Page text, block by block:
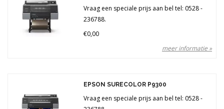
Vraag een speciale prijs aan bel tel: 0528 -
236788.
€0,00
meer informatie »
EPSON SURECOLOR P9300
Vraag een speciale prijs aan bel tel: 0528 -